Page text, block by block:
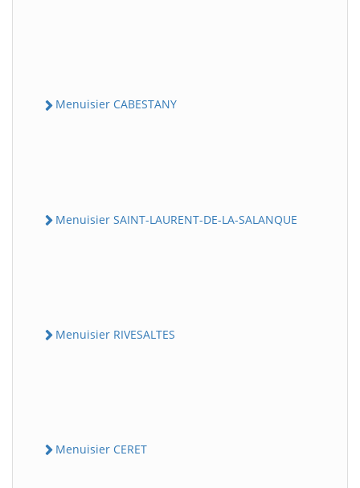
Menuisier CABESTANY
Menuisier SAINT-LAURENT-DE-LA-SALANQUE
Menuisier RIVESALTES
Menuisier CERET